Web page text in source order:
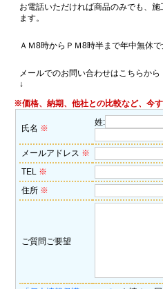
お電話いただければ商品のみでも、
ます。
ＡＭ8時からＰＭ8時半まで年中無休で
メールでのお問い合わせはこちらから
↓
※価格、納期、他社との比較など、今
氏名 ※
姓:
メールアドレス ※
TEL ※
住所 ※
ご質問ご要望